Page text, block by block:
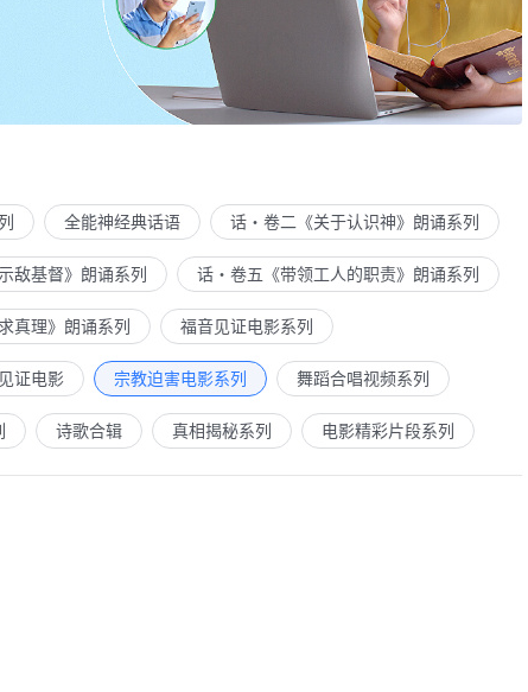
全能神经典话语 话・卷二《关于认识神》朗诵系列
敌基督》朗诵系列 话・卷五《带领工人的职责》朗诵系列
真理》朗诵系列 福音见证电影系列
证电影 宗教迫害电影系列 舞蹈合唱视频系列
诗歌合辑 真相揭秘系列 电影精彩片段系列